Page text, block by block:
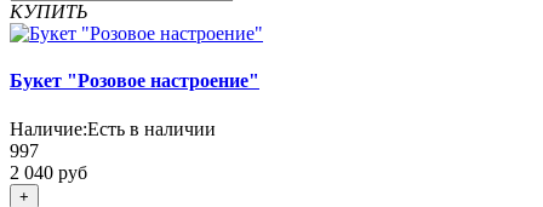
КУПИТЬ
Букет "Розовое настроение"
Наличие:Есть в наличии
997
2 040 руб
+